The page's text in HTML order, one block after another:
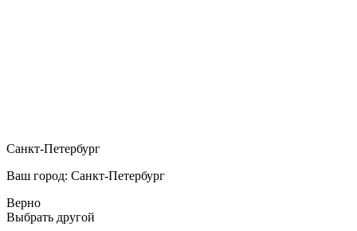
Санкт-Петербург
Ваш город: Санкт-Петербург
Верно
Выбрать другой